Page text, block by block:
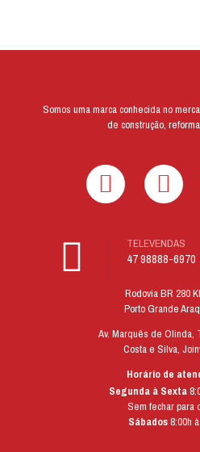
Somos uma marca conhecida no
de construção,
47 98888-6970
TELEVENDAS
Rodovia BR 280
Porto Grande
Av. Marquês de Olinda,
Costa e Silva,
Horário de
Segunda à Sexta
Sem fechar para
Sábados8:00h